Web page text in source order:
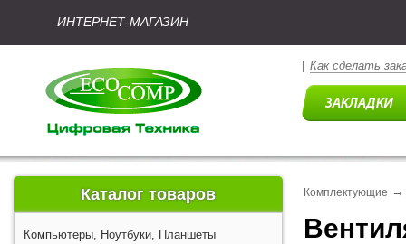
ИНТЕРНЕТ-МАГАЗИН
Как сделать
Каталог товаров
Компьютеры, Ноутбуки, Планшеты
Комплектующие →